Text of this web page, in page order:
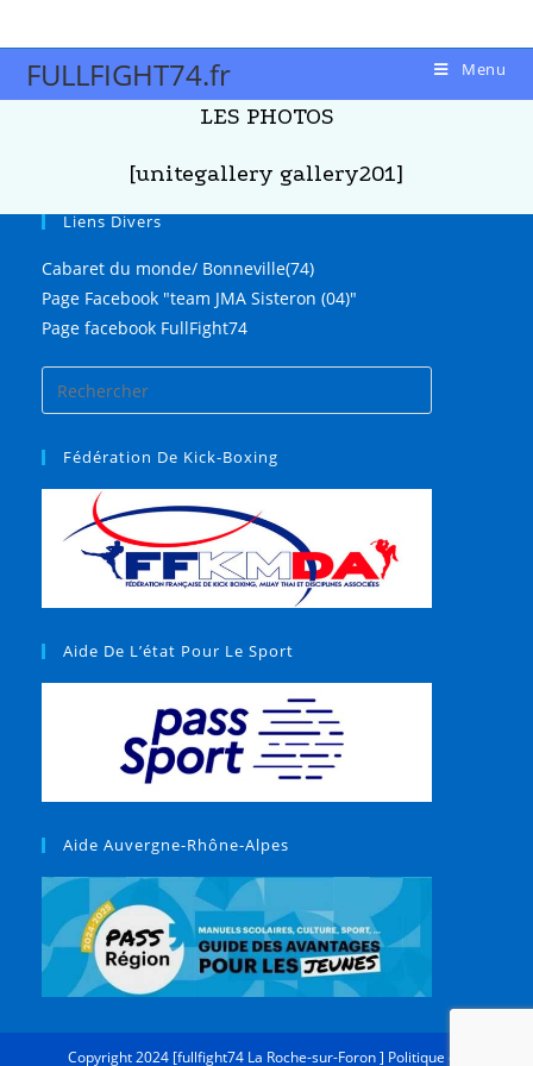
FULLFIGHT74.fr Menu
LES PHOTOS
[unitegallery gallery201]
Liens Divers
Cabaret du monde/ Bonneville(74)
Page Facebook "team JMA Sisteron (04)"
Page facebook FullFight74
Fédération De Kick-Boxing
Aide De L’état Pour Le Sport
Aide Auvergne-Rhône-Alpes
Copyright 2024 [fullfight74 La Roche-sur-Foron ] Politique de